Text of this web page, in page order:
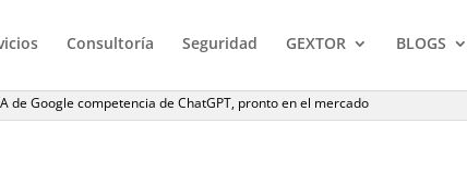
Consultoría Seguridad GEXTOR BLOGS
de Google competencia de ChatGPT, pronto en el mercado